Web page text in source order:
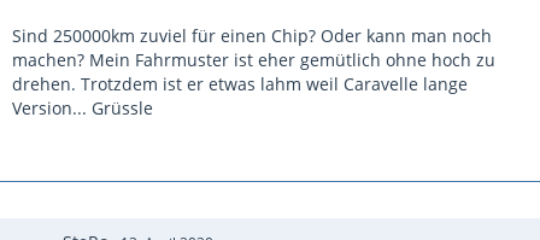
Sind 250000km zuviel für einen Chip? Oder kann man noch
machen? Mein Fahrmuster ist eher gemütlich ohne hoch zu
drehen. Trotzdem ist er etwas lahm weil Caravelle lange
Version... Grüssle